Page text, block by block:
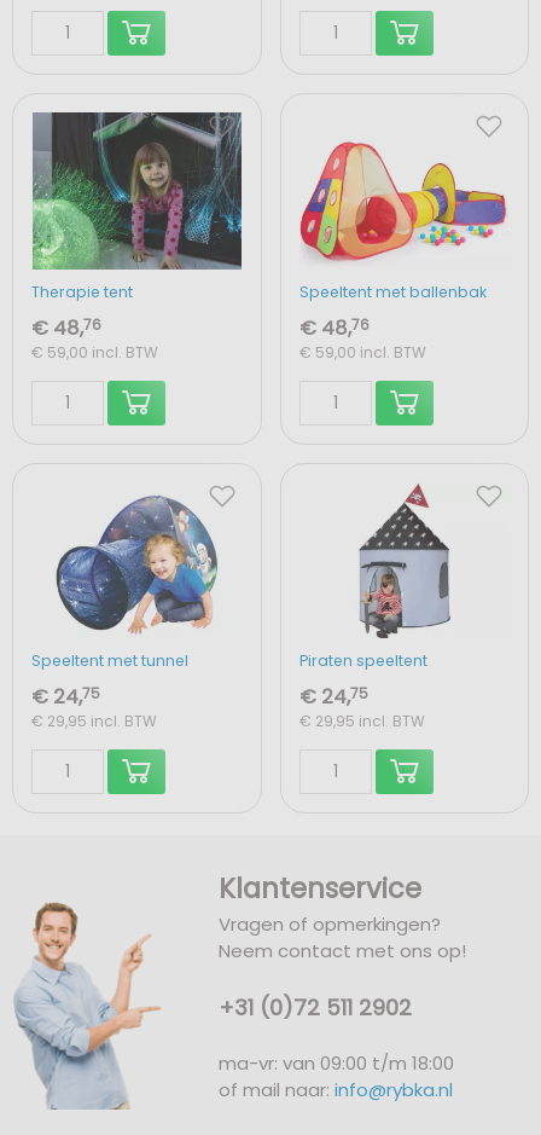
Therapie tent
€ 48,76
€ 59,00 incl. BTW
Speeltent met ballenbak
€ 48,76
€ 59,00 incl. BTW
Speeltent met tunnel
€ 24,75
€ 29,95 incl. BTW
Piraten speeltent
€ 24,75
€ 29,95 incl. BTW
Klantenservice
Vragen of opmerkingen?
Neem contact met ons op!
+31 (0)72 511 2902
ma-vr: van 09:00 t/m 18:00
of mail naar:info@rybka.nl